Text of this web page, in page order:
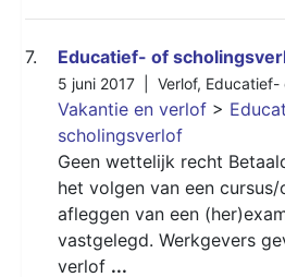
7. Educatief- of
5 juni 2017 | Verlof, Educatief-
Vakantie en verlof >
scholingsverlof
Geen wettelijk recht
het volgen van een
afleggen van een
vastgelegd. Werkgevers
verlof ...